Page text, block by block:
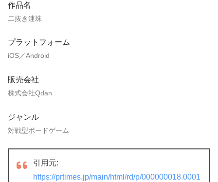
作品名
二抜き連珠
プラットフォーム
iOS／Android
販売会社
株式会社Qdan
ジャンル
対戦型ボードゲーム
引用元:
https://prtimes.jp/main/html/rd/p/000000018.0001